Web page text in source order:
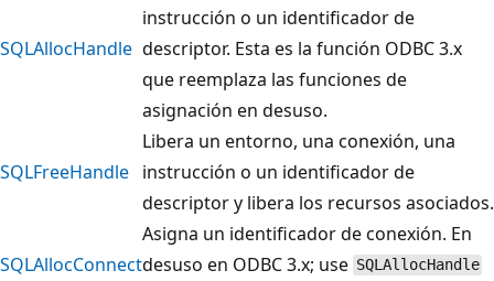
SQLAllocHandle
instrucción o un identificador de
descriptor. Esta es la función ODBC 3.x
que reemplaza las funciones de
asignación en desuso.
SQLFreeHandle
Libera un entorno, una conexión, una
instrucción o un identificador de
descriptor y libera los recursos asociados.
SQLAllocConnect
Asigna un identificador de conexión. En
desuso en ODBC 3.x; use SQLAllocHandle